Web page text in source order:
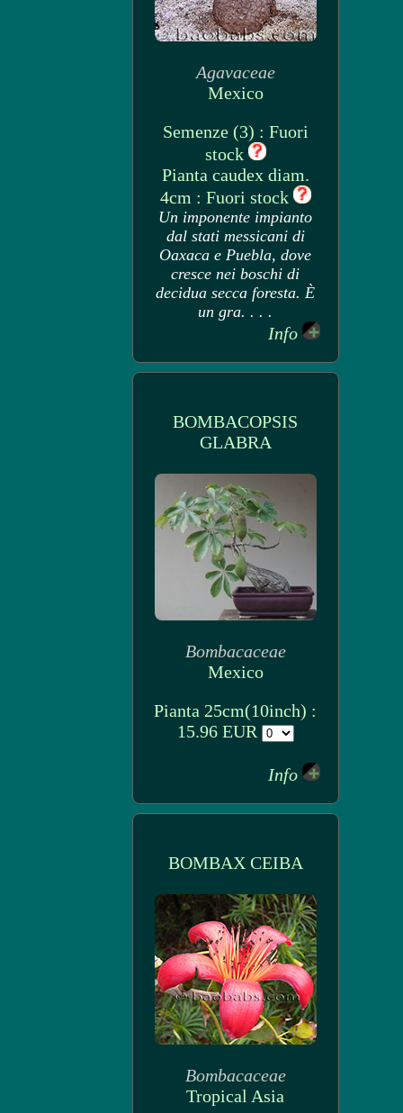
Agavaceae
Mexico
Semenze (3) : Fuori
stock
Pianta caudex diam.
4cm : Fuori stock
Un imponente impianto
dal stati messicani di
Oaxaca e Puebla, dove
cresce nei boschi di
decidua secca foresta. È
un gra. . . .
Info
BOMBACOPSIS
GLABRA
Bombacaceae
Mexico
Pianta 25cm(10inch) :
15.96 EUR
Info
BOMBAX CEIBA
Bombacaceae
Tropical Asia